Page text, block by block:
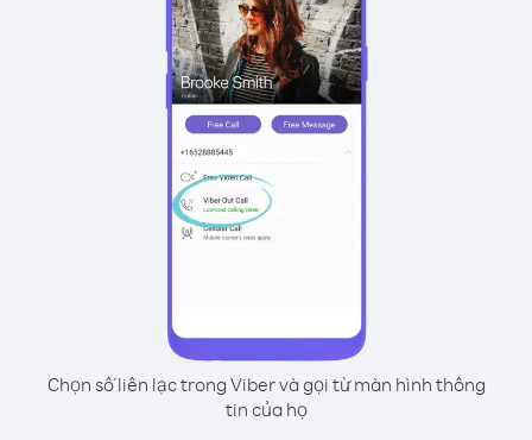
Chọn số liên lạc trong Viber và gọi từ màn hình thông
tin của họ